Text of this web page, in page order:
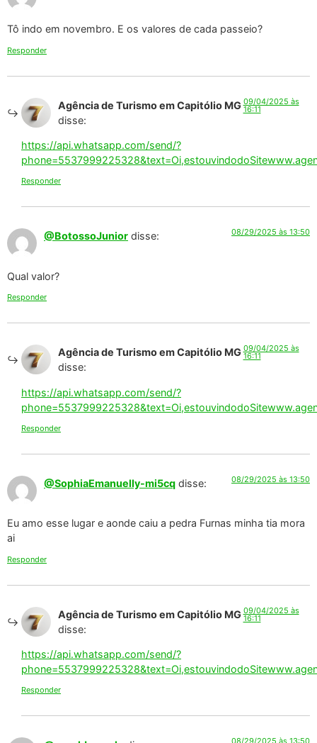
Tô indo em novembro. E os valores de cada passeio?
Responder
Agência de Turismo em Capitólio MG
disse:
09/04/2025 às
16:11
https://api.whatsapp.com/send/?
Responder
@BotossoJunior disse: 08/29/2025 às 13:50
Qual valor?
Responder
Agência de Turismo em Capitólio MG
disse:
09/04/2025 às
16:11
https://api.whatsapp.com/send/?
Responder
@SophiaEmanuelly-mi5cq disse: 08/29/2025 às 13:50
Eu amo esse lugar e aonde caiu a pedra Furnas minha tia mora
ai
Responder
Agência de Turismo em Capitólio MG
disse:
09/04/2025 às
16:11
https://api.whatsapp.com/send/?
Responder